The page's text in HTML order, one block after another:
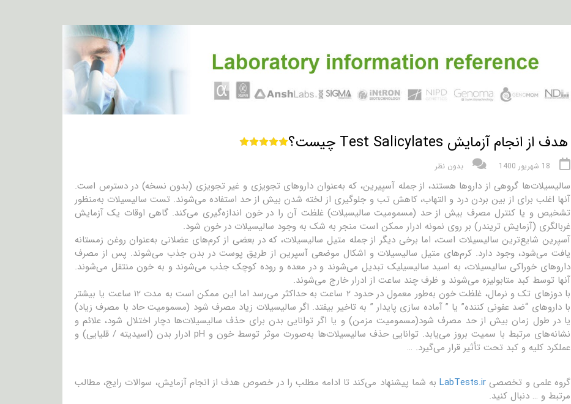
هدف از انجام آزمایش Test Salicylates چیست؟
18 شهریور 1400 بدون نظر
سالیسیلات‌ها گروهی از داروها هستند، از جمله آسپیرین، که به‌عنوان داروهای تجویزی و غیر تجویزی (بدون نسخه) در دسترس است.
آنها اغلب برای از بین بردن درد و التهاب، کاهش تب و جلوگیری از لخته شدن بیش از حد استفاده می‌شوند. تست سالیسیلات به‌منظور
تشخیص و یا کنترل مصرف بیش از حد (مسمومیت سالیسیلات) غلظت آن را در خون اندازه‌گیری می‌کند. گاهی اوقات یک آزمایش
غربالگری (آزمایش تریندر) بر روی نمونه ادرار ممکن است منجر به شک به وجود سالیسیلات در خون شود.
آسپرین شایع‌ترین سالیسیلات است، اما برخی دیگر از جمله متیل سالیسیلات، که در بعضی از کرم‌های عضلانی به‌عنوان روغن زمستانه
یافت می‌شود، وجود دارد. کرم‌های متیل سالیسیلات و اشکال موضعی آسپرین از طریق پوست در بدن جذب می‌شوند. پس از مصرف
داروهای خوراکی سالیسیلات، به اسید سالیسیلیک تبدیل می‌شوند و در معده و روده کوچک جذب می‌شوند و به خون منتقل می‌شوند.
آنها توسط کبد متابولیزه می‌شوند و ظرف چند ساعت از ادرار خارج می‌شوند.
با دوزهای تک و نرمال، غلظت خون به‌طور معمول در حدود ۲ ساعت به حداکثر می‌رسد اما این ممکن است به مدت ۱۲ ساعت یا بیشتر
با داروهای “ضد عفونی کننده” یا ” آماده سازی پایدار ” به تاخیر بیفتد. اگر سالیسیلات زیاد مصرف شود (مسمومیت حاد با مصرف زیاد)
یا در طول زمان بیش از حد مصرف شود(مسمومیت مزمن) و یا اگر توانایی بدن برای حذف سالیسیلات‌ها دچار اختلال شود، علائم و
نشانه‌های مرتبط با سمیت بروز می‌یابد. توانایی حذف سالیسیلات‌ها به‌صورت موثر توسط خون و pH ادرار بدن (اسیدیته / قلیایی) و
عملکرد کلیه و کبد تحت تأثیر قرار می‌گیرد. …
گروه علمی و تخصصی LabTests.irبه شما پیشنهاد می‌کند تا ادامه مطلب را در خصوص هدف از انجام آزمایش، سوالات رایج، مطالب
مرتبط و … دنبال کنید.